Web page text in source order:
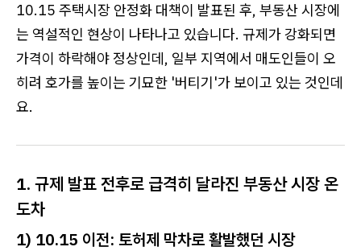
10.15 주택시장 안정화 대책이 발표된 후, 부동산 시장에
는 역설적인 현상이 나타나고 있습니다. 규제가 강화되면
가격이 하락해야 정상인데, 일부 지역에서 매도인들이 오
히려 호가를 높이는 기묘한 '버티기'가 보이고 있는 것인데
요.
1. 규제 발표 전후로 급격히 달라진 부동산 시장 온
도차
1) 10.15 이전: 토허제 막차로 활발했던 시장